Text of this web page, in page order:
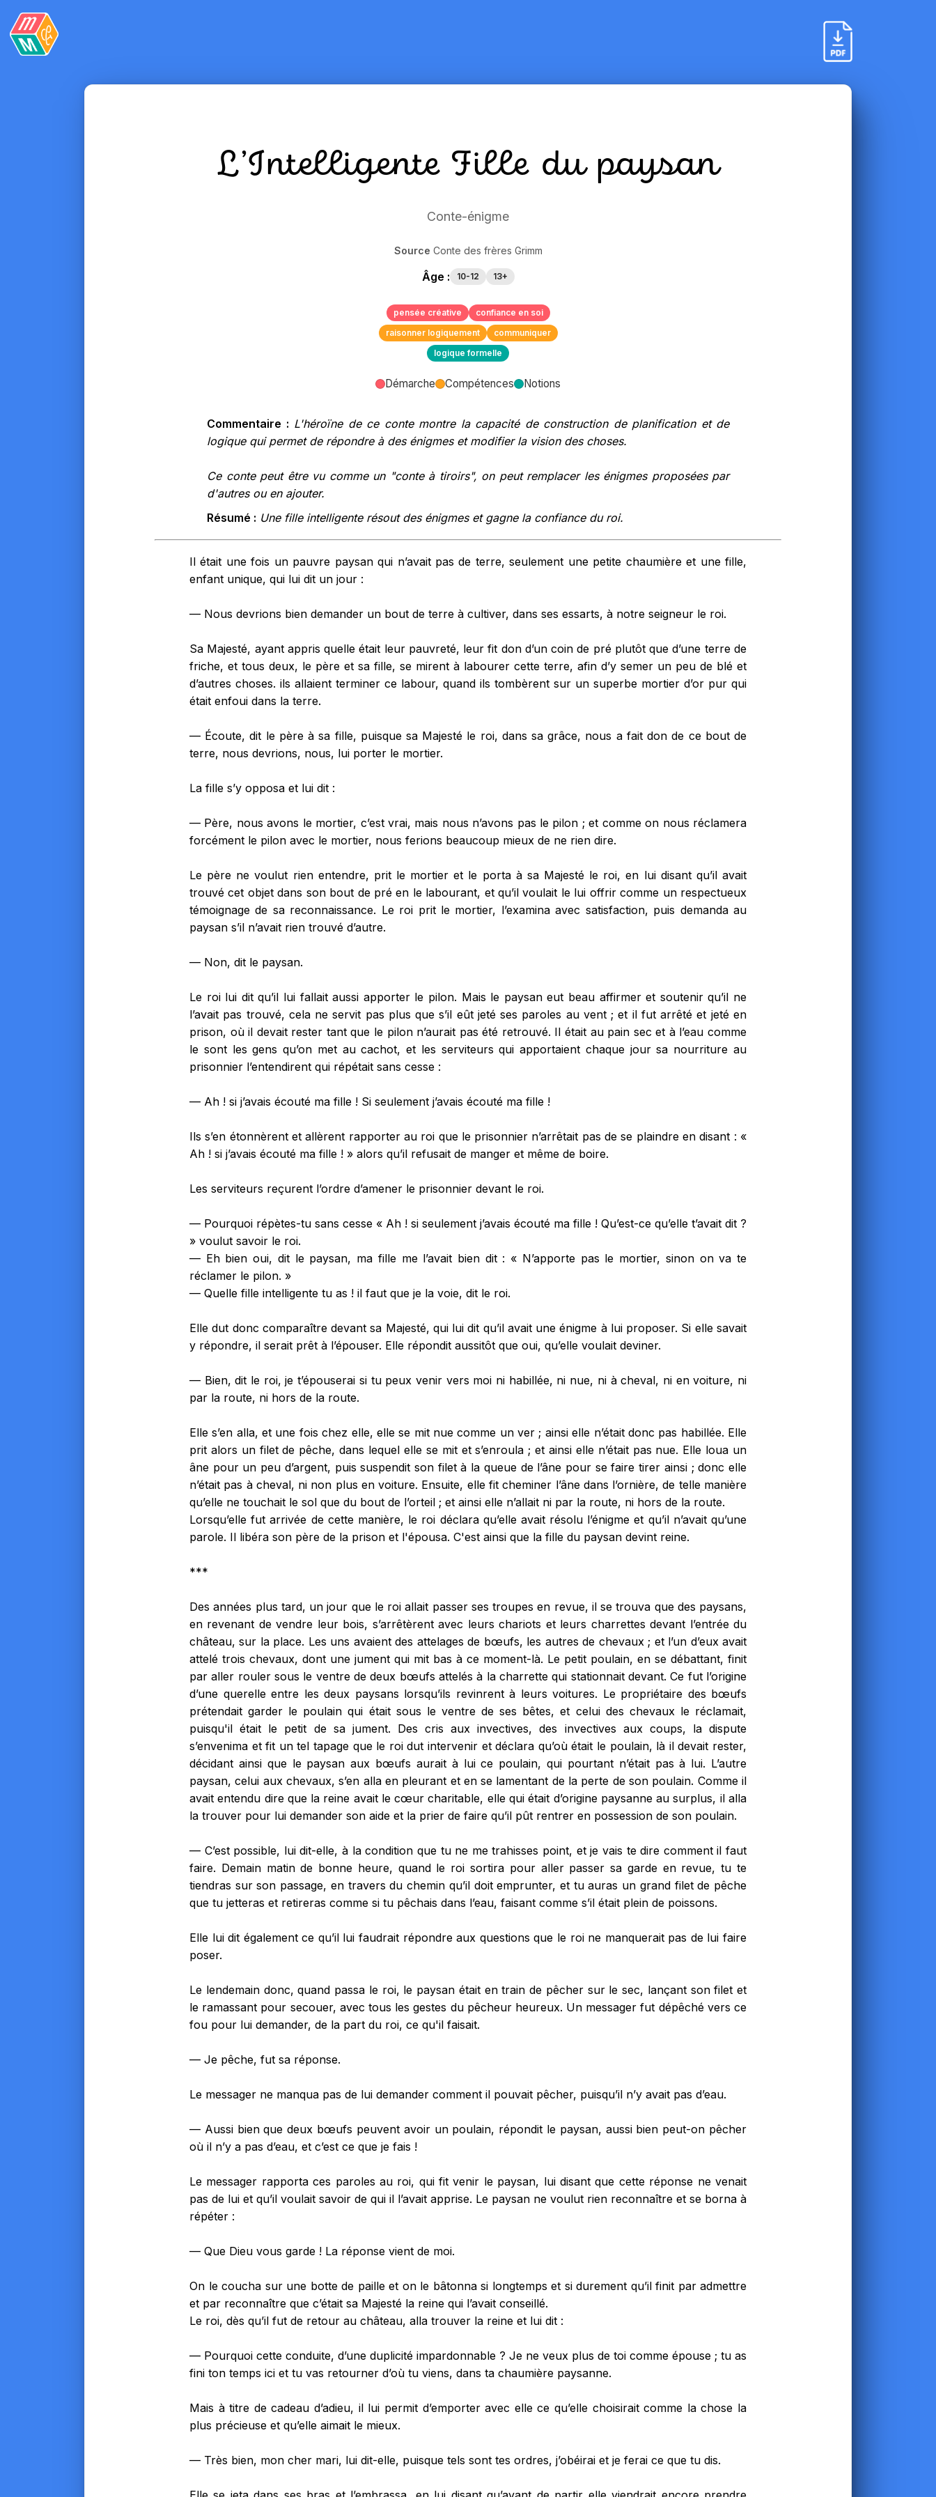
L’Intelligente Fille du paysan
Conte-énigme
Source Conte des frères Grimm
Âge : 10-12 13+
pensée créative
confiance en soi
raisonner logiquement
communiquer
logique formelle
Démarche Compétences Notions
Commentaire : L'héroïne de ce conte montre la capacité de construction de planification et de
logique qui permet de répondre à des énigmes et modifier la vision des choses.
Ce conte peut être vu comme un "conte à tiroirs", on peut remplacer les énigmes proposées par
d'autres ou en ajouter.
Résumé : Une fille intelligente résout des énigmes et gagne la confiance du roi.
Il était une fois un pauvre paysan qui n’avait pas de terre, seulement une petite chaumière et une fille,
enfant unique, qui lui dit un jour :
— Nous devrions bien demander un bout de terre à cultiver, dans ses essarts, à notre seigneur le roi.
Sa Majesté, ayant appris quelle était leur pauvreté, leur fit don d’un coin de pré plutôt que d’une terre de
friche, et tous deux, le père et sa fille, se mirent à labourer cette terre, afin d’y semer un peu de blé et
d’autres choses. ils allaient terminer ce labour, quand ils tombèrent sur un superbe mortier d’or pur qui
était enfoui dans la terre.
— Écoute, dit le père à sa fille, puisque sa Majesté le roi, dans sa grâce, nous a fait don de ce bout de
terre, nous devrions, nous, lui porter le mortier.
La fille s’y opposa et lui dit :
— Père, nous avons le mortier, c’est vrai, mais nous n’avons pas le pilon ; et comme on nous réclamera
forcément le pilon avec le mortier, nous ferions beaucoup mieux de ne rien dire.
Le père ne voulut rien entendre, prit le mortier et le porta à sa Majesté le roi, en lui disant qu’il avait
trouvé cet objet dans son bout de pré en le labourant, et qu’il voulait le lui offrir comme un respectueux
témoignage de sa reconnaissance. Le roi prit le mortier, l’examina avec satisfaction, puis demanda au
paysan s’il n’avait rien trouvé d’autre.
— Non, dit le paysan.
Le roi lui dit qu’il lui fallait aussi apporter le pilon. Mais le paysan eut beau affirmer et soutenir qu’il ne
l’avait pas trouvé, cela ne servit pas plus que s’il eût jeté ses paroles au vent ; et il fut arrêté et jeté en
prison, où il devait rester tant que le pilon n’aurait pas été retrouvé. Il était au pain sec et à l’eau comme
le sont les gens qu’on met au cachot, et les serviteurs qui apportaient chaque jour sa nourriture au
prisonnier l’entendirent qui répétait sans cesse :
— Ah ! si j’avais écouté ma fille ! Si seulement j’avais écouté ma fille !
Ils s’en étonnèrent et allèrent rapporter au roi que le prisonnier n’arrêtait pas de se plaindre en disant : «
Ah ! si j’avais écouté ma fille ! » alors qu’il refusait de manger et même de boire.
Les serviteurs reçurent l’ordre d’amener le prisonnier devant le roi.
— Pourquoi répètes-tu sans cesse « Ah ! si seulement j’avais écouté ma fille ! Qu’est-ce qu’elle t’avait dit ?
» voulut savoir le roi.
— Eh bien oui, dit le paysan, ma fille me l’avait bien dit : « N’apporte pas le mortier, sinon on va te
réclamer le pilon. »
— Quelle fille intelligente tu as ! il faut que je la voie, dit le roi.
Elle dut donc comparaître devant sa Majesté, qui lui dit qu’il avait une énigme à lui proposer. Si elle savait
y répondre, il serait prêt à l’épouser. Elle répondit aussitôt que oui, qu’elle voulait deviner.
— Bien, dit le roi, je t’épouserai si tu peux venir vers moi ni habillée, ni nue, ni à cheval, ni en voiture, ni
par la route, ni hors de la route.
Elle s’en alla, et une fois chez elle, elle se mit nue comme un ver ; ainsi elle n’était donc pas habillée. Elle
prit alors un filet de pêche, dans lequel elle se mit et s’enroula ; et ainsi elle n’était pas nue. Elle loua un
âne pour un peu d’argent, puis suspendit son filet à la queue de l’âne pour se faire tirer ainsi ; donc elle
n’était pas à cheval, ni non plus en voiture. Ensuite, elle fit cheminer l’âne dans l’ornière, de telle manière
qu’elle ne touchait le sol que du bout de l’orteil ; et ainsi elle n’allait ni par la route, ni hors de la route.
Lorsqu’elle fut arrivée de cette manière, le roi déclara qu’elle avait résolu l’énigme et qu’il n’avait qu’une
parole. Il libéra son père de la prison et l'épousa. C'est ainsi que la fille du paysan devint reine.
***
Des années plus tard, un jour que le roi allait passer ses troupes en revue, il se trouva que des paysans,
en revenant de vendre leur bois, s’arrêtèrent avec leurs chariots et leurs charrettes devant l’entrée du
château, sur la place. Les uns avaient des attelages de bœufs, les autres de chevaux ; et l’un d’eux avait
attelé trois chevaux, dont une jument qui mit bas à ce moment-là. Le petit poulain, en se débattant, finit
par aller rouler sous le ventre de deux bœufs attelés à la charrette qui stationnait devant. Ce fut l’origine
d’une querelle entre les deux paysans lorsqu’ils revinrent à leurs voitures. Le propriétaire des bœufs
prétendait garder le poulain qui était sous le ventre de ses bêtes, et celui des chevaux le réclamait,
puisqu'il était le petit de sa jument. Des cris aux invectives, des invectives aux coups, la dispute
s’envenima et fit un tel tapage que le roi dut intervenir et déclara qu’où était le poulain, là il devait rester,
décidant ainsi que le paysan aux bœufs aurait à lui ce poulain, qui pourtant n’était pas à lui. L’autre
paysan, celui aux chevaux, s’en alla en pleurant et en se lamentant de la perte de son poulain. Comme il
avait entendu dire que la reine avait le cœur charitable, elle qui était d’origine paysanne au surplus, il alla
la trouver pour lui demander son aide et la prier de faire qu’il pût rentrer en possession de son poulain.
— C’est possible, lui dit-elle, à la condition que tu ne me trahisses point, et je vais te dire comment il faut
faire. Demain matin de bonne heure, quand le roi sortira pour aller passer sa garde en revue, tu te
tiendras sur son passage, en travers du chemin qu’il doit emprunter, et tu auras un grand filet de pêche
que tu jetteras et retireras comme si tu pêchais dans l’eau, faisant comme s’il était plein de poissons.
Elle lui dit également ce qu’il lui faudrait répondre aux questions que le roi ne manquerait pas de lui faire
poser.
Le lendemain donc, quand passa le roi, le paysan était en train de pêcher sur le sec, lançant son filet et
le ramassant pour secouer, avec tous les gestes du pêcheur heureux. Un messager fut dépêché vers ce
fou pour lui demander, de la part du roi, ce qu'il faisait.
— Je pêche, fut sa réponse.
Le messager ne manqua pas de lui demander comment il pouvait pêcher, puisqu’il n’y avait pas d’eau.
— Aussi bien que deux bœufs peuvent avoir un poulain, répondit le paysan, aussi bien peut-on pêcher
où il n’y a pas d’eau, et c’est ce que je fais !
Le messager rapporta ces paroles au roi, qui fit venir le paysan, lui disant que cette réponse ne venait
pas de lui et qu’il voulait savoir de qui il l’avait apprise. Le paysan ne voulut rien reconnaître et se borna à
répéter :
— Que Dieu vous garde ! La réponse vient de moi.
On le coucha sur une botte de paille et on le bâtonna si longtemps et si durement qu’il finit par admettre
et par reconnaître que c’était sa Majesté la reine qui l’avait conseillé.
Le roi, dès qu’il fut de retour au château, alla trouver la reine et lui dit :
— Pourquoi cette conduite, d’une duplicité impardonnable ? Je ne veux plus de toi comme épouse ; tu as
fini ton temps ici et tu vas retourner d’où tu viens, dans ta chaumière paysanne.
Mais à titre de cadeau d’adieu, il lui permit d’emporter avec elle ce qu’elle choisirait comme la chose la
plus précieuse et qu’elle aimait le mieux.
— Très bien, mon cher mari, lui dit-elle, puisque tels sont tes ordres, j’obéirai et je ferai ce que tu dis.